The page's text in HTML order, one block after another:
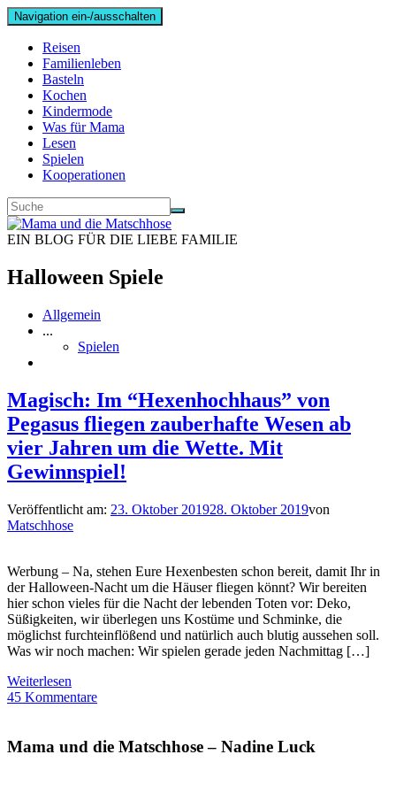
Navigation ein-/ausschalten
Reisen
Familienleben
Basteln
Kochen
Kindermode
Was für Mama
Lesen
Spielen
Kooperationen
EIN BLOG FÜR DIE LIEBE FAMILIE
Halloween Spiele
Allgemein
...
Spielen
Magisch: Im “Hexenhochhaus” von
Pegasus fliegen zauberhafte Wesen ab
vier Jahren um die Wette. Mit
Gewinnspiel!
Veröffentlicht am: 23. Oktober 201928. Oktober 2019von
Matschhose
Werbung – Na, stehen Eure Hexenbesten schon bereit, damit Ihr in
der Halloween-Nacht um die Häuser fliegen könnt? Wir bereiten
hier schon vieles für die Nacht der lebenden Toten vor: Deko,
Süßigkeiten, wir überlegen uns Kostüme und Schminke, die
möglichst furchteinflößend und natürlich auch blutig aussehen soll.
Was wir noch machen: Wir spielen gerade jeden Nachmittag […]
Weiterlesen
45 Kommentare
Mama und die Matschhose – Nadine Luck